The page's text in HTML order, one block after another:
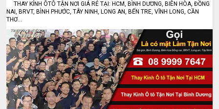
THAY KÍNH ÔTÔ TẬN NƠI GIÁ RẺ TẠI: HCM, BÌNH DƯƠNG, BIÊN HÒA, ĐỒNG
NAI, BRVT, BÌNH PHƯỚC, TÂY NINH, LONG AN, BẾN TRE, VĨNH LONG, CẦN
THƠ...